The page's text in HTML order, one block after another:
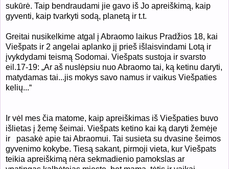
sukūrė. Taip bendraudami jie gavo iš Jo apreiškimą, kaip
gyventi, kaip tvarkyti sodą, planetą ir t.t.
Greitai nusikelkime atgal į Abraomo laikus Pradžios 18, kai
Viešpats ir 2 angelai aplanko jį prieš išlaisvindami Lotą ir
įvykdydami teismą Sodomai. Viešpats sustoja ir svarsto
eil.17-19: „Ar aš nuslėpsiu nuo Abraomo tai, ką ketinu daryti,
matydamas tai...jis mokys savo namus ir vaikus Viešpaties
kelių...“
Ir vėl mes čia matome, kaip apreiškimas iš Viešpaties buvo
išlietas į žemę šeimai. Viešpats ketino kai ką daryti žemėje
ir
pasakė apie tai Abraomui. Tai susieta su dvasine šeimos
gyvenimo kokybe. Tiesą sakant, pirmoji vieta, kur Viešpats
teikia apreiškimą nėra sekmadienio pamokslas ar